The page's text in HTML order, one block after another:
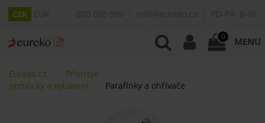
CZK
0 MENU
Eureko.cz
Přístroje
pomůcky a vybavení
Parafínky a ohřívače